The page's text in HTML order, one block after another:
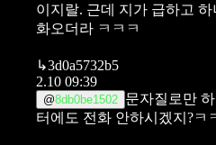
이지랄. 근데 지가 급하고
화오더라 ㅋㅋㅋ
↳3d0a5732b5
2.10 09:39
@8db0be1502 문자질로만
터에도 전화 안하시겠지?ㅋ